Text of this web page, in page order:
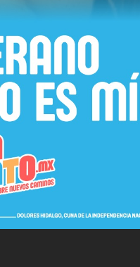
explosivos, los cuales
la Estrategia Nacional de
la inteligencia e